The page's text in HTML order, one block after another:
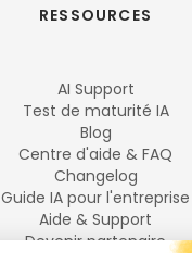
RESSOURCES
AI Support
Test de maturité IA
Blog
Centre d'aide & FAQ
Changelog
Guide IA pour l'entreprise
Aide & Support
Devenir partenaire